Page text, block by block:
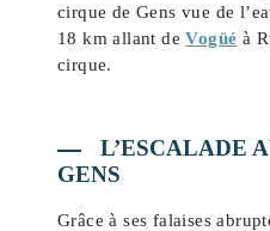
cirque de Gens vue de
18 km allant deVogüé à
cirque.
L’ESCALADE
GENS
Grâce à ses falaises